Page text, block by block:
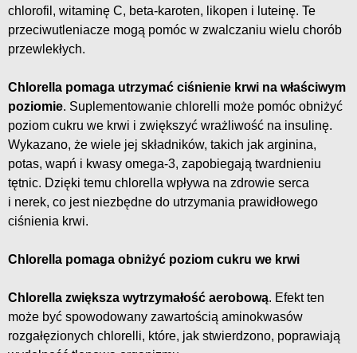
chlorofil, witaminę C, beta-karoten, likopen i luteinę. Te
przeciwutleniacze mogą pomóc w zwalczaniu wielu chorób
przewlekłych.
Chlorella pomaga utrzymać ciśnienie krwi na właściwym
poziomie. Suplementowanie chlorelli może pomóc obniżyć
poziom cukru we krwi i zwiększyć wrażliwość na insulinę.
Wykazano, że wiele jej składników, takich jak arginina,
potas, wapń i kwasy omega-3, zapobiegają twardnieniu
tętnic. Dzięki temu chlorella wpływa na zdrowie serca
i nerek, co jest niezbędne do utrzymania prawidłowego
ciśnienia krwi.
Chlorella pomaga obniżyć poziom cukru we krwi
Chlorella zwiększa wytrzymałość aerobową. Efekt ten
może być spowodowany zawartością aminokwasów
rozgałęzionych chlorelli, które, jak stwierdzono, poprawiają